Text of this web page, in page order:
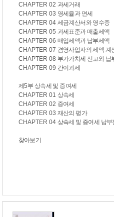
CHAPTER 02 과세거래
CHAPTER 03 영세율과 면세
CHAPTER 04 세금계산서와 영수증
CHAPTER 05 과세표준과 매출세액
CHAPTER 06 매입세액과 납부세액
CHAPTER 07 겸영사업자의 세액 계
CHAPTER 08 부가가치세 신고와 납
CHAPTER 09 간이과세
제5부 상속세 및 증여세
CHAPTER 01 상속세
CHAPTER 02 증여세
CHAPTER 03 재산의 평가
CHAPTER 04 상속세 및 증여세 납부
찾아보기